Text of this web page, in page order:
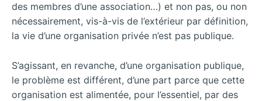
des membres d’une association…) et non pas, ou non
nécessairement, vis-à-vis de l’extérieur par définition,
la vie d’une organisation privée n’est pas publique.
S’agissant, en revanche, d’une organisation publique,
le problème est différent, d’une part parce que cette
organisation est alimentée, pour l’essentiel, par des